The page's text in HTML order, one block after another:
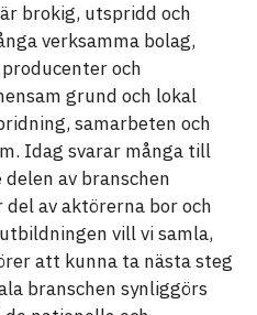
brokig, utspridd och
verksamma bolag,
och
grund och lokal
samarbeten och
Idag svarar många till
av branschen
av aktörerna bor och
vill vi samla,
att kunna ta nästa steg
branschen synliggörs